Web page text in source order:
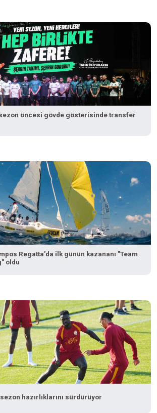
öncesi gövde gösterisinde transfer
Regatta’da ilk günün kazananı "Team
oldu
hazırlıklarını sürdürüyor